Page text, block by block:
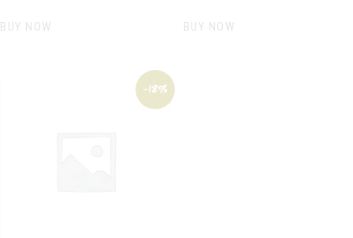
BUY NOW BUY NOW
-18%